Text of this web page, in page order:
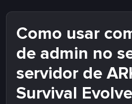
Como usar
de admin no
servidor de
Survival